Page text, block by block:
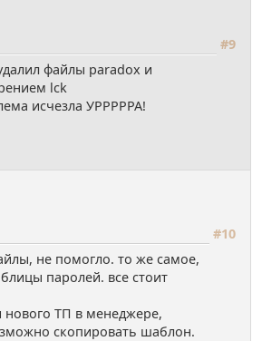
#9
файлы paradox и
lck
исчезла УРРРРРА!
#10
не помогло. то же самое,
паролей. все стоит
ТП в менеджере,
скопировать шаблон.